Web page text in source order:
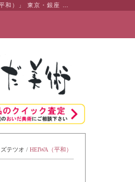
と買取 | 東京・銀座 おいだ美術
ズテツオ / HEIWA（平和）